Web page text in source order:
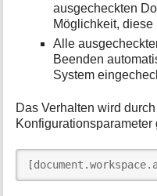
ausgecheckten
Möglichkeit,
Alle
Beenden
System
Das Verhalten wird
Konfigurationsparameter